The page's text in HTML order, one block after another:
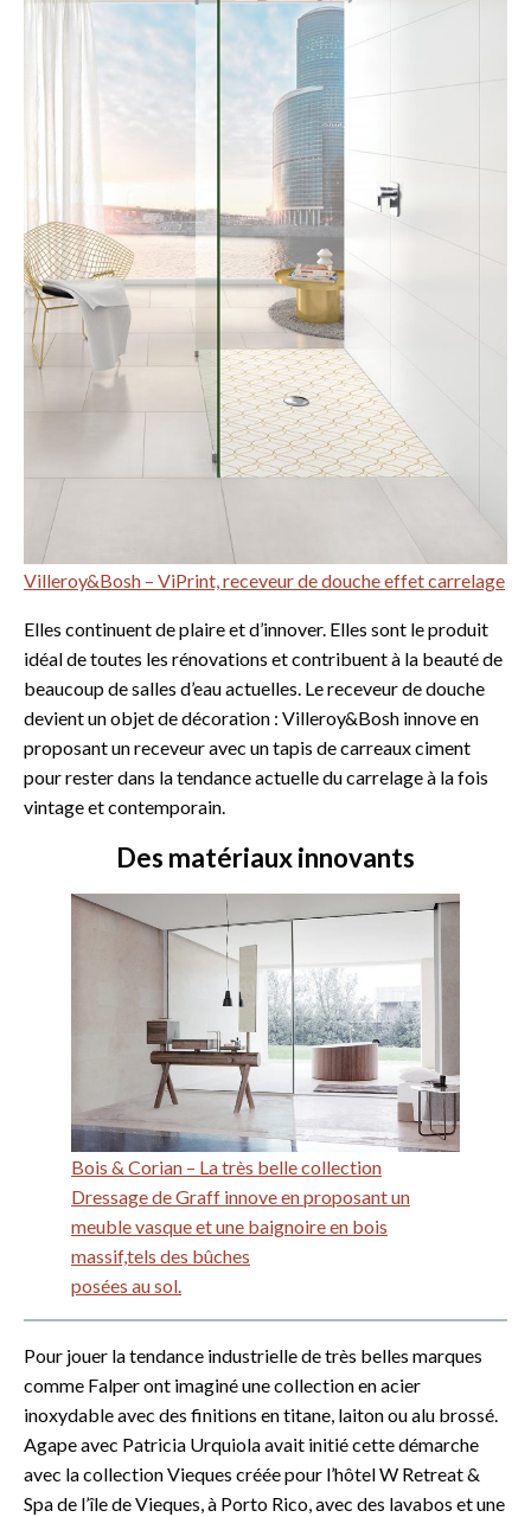
Villeroy&Bosh – ViPrint, receveur de douche effet carrelage
Elles continuent de plaire et d’innover. Elles sont le produit
idéal de toutes les rénovations et contribuent à la beauté de
beaucoup de salles d’eau actuelles. Le receveur de douche
devient un objet de décoration : Villeroy&Bosh innove en
proposant un receveur avec un tapis de carreaux ciment
pour rester dans la tendance actuelle du carrelage à la fois
vintage et contemporain.
Des matériaux innovants
Bois & Corian – La très belle collection
Dressage de Graff innove en proposant un
meuble vasque et une baignoire en bois
massif,tels des bûches
posées au sol.
Pour jouer la tendance industrielle de très belles marques
comme Falper ont imaginé une collection en acier
inoxydable avec des finitions en titane, laiton ou alu brossé.
Agape avec Patricia Urquiola avait initié cette démarche
avec la collection Vieques créée pour l’hôtel W Retreat &
Spa de l’île de Vieques, à Porto Rico, avec des lavabos et une